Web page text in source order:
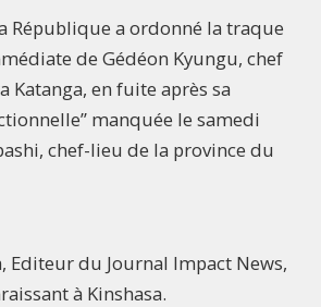
République a ordonné la traque
de Gédéon Kyungu, chef
Katanga, en fuite après sa
manquée le samedi
chef-lieu de la province du
Editeur du Journal Impact News,
à Kinshasa.